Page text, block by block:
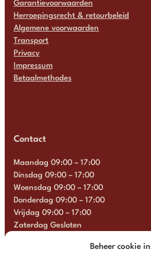
Beheer cookie
Garantievoorwaarden
Herroepingsrecht & retourbeleid
Algemene voorwaarden
Transport
Privacy
Impressum
Betaalmethodes
Contact
Maandag 09:00 – 17:00
Dinsdag 09:00 – 17:00
Woensdag 09:00 – 17:00
Donderdag 09:00 – 17:00
Vrijdag 09:00 – 17:00
Zaterdag Gesloten